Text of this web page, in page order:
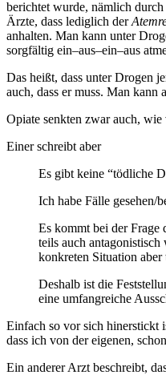
berichtet wurde, nämlich
Ärzte, dass lediglich der
anhalten. Man kann unter
sorgfältig ein–aus–ein–aus
Das heißt, dass unter Drogen
auch, dass er muss. Man
Opiate senkten zwar auch,
Einer schreibt aber
Es gibt keine “tödliche
Ich habe Fälle gesehen/
Es kommt bei der Frage
teils auch
konkreten Situation
Deshalb ist die
eine umfangreiche
Einfach so vor sich hinerstickt
dass ich von der eigenen,
Ein anderer Arzt beschreibt,